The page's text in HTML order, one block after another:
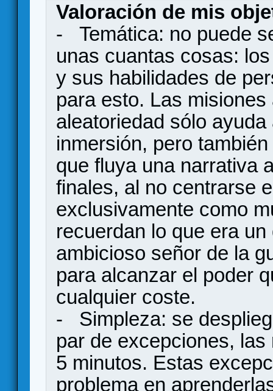
Valoración de mis
- Temática: no puede
unas cuantas cosas:
y sus habilidades de
para esto. Las
aleatoriedad sólo
inmersión, pero
que fluya una narrativa
finales, al no centrarse
exclusivamente como
recuerdan lo que era
ambicioso señor de la
para alcanzar el poder
cualquier coste.
- Simpleza: se
par de excepciones,
5 minutos. Estas
problema en